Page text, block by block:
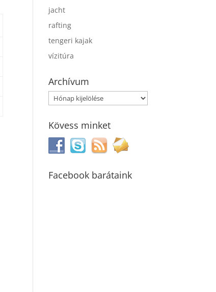
jacht
rafting
tengeri kajak
vízitúra
Archívum
Archívum
Kövess minket
Facebook barátaink